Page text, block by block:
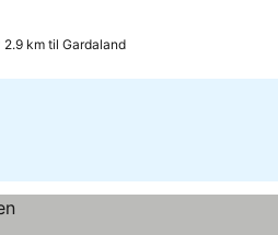
2.9 km til Gardaland